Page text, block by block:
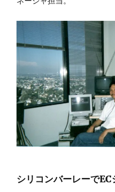
シリコンバーレーで